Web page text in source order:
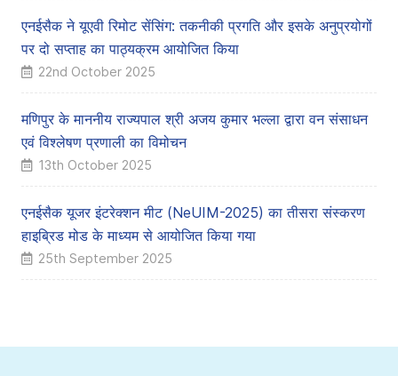
एनईसैक ने यूएवी रिमोट सेंसिंग: तकनीकी प्रगति और इसके अनुप्रयोगों
पर दो सप्ताह का पाठ्यक्रम आयोजित किया
22nd October 2025
मणिपुर के माननीय राज्यपाल श्री अजय कुमार भल्ला द्वारा वन संसाधन
एवं विश्लेषण प्रणाली का विमोचन
13th October 2025
एनईसैक यूजर इंटरेक्शन मीट (NeUIM-2025) का तीसरा संस्करण
हाइब्रिड मोड के माध्यम से आयोजित किया गया
25th September 2025